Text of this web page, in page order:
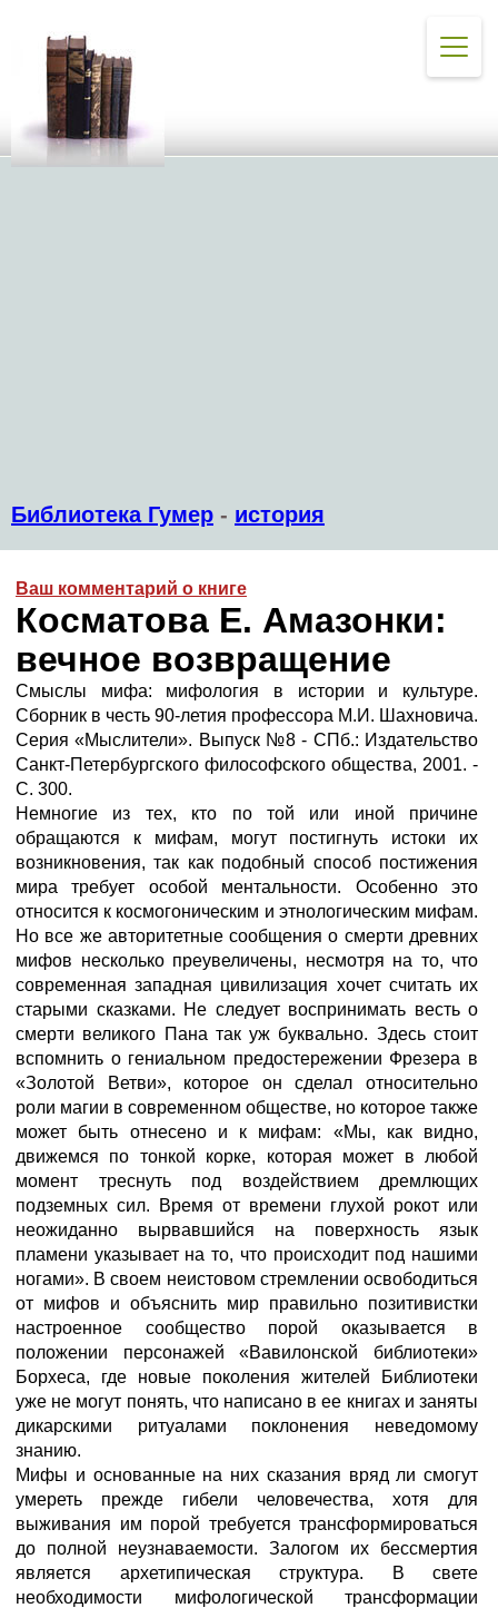
Библиотека Гумер - история
Ваш комментарий о книге
Косматова Е. Амазонки:
вечное возвращение
Смыслы мифа: мифология в истории и культуре.
Сборник в честь 90-летия профессора М.И. Шахновича.
Серия «Мыслители». Выпуск №8 - СПб.: Издательство
Санкт-Петербургского философского общества, 2001. -
C. 300.
Немногие из тех, кто по той или иной причине
обращаются к мифам, могут постигнуть истоки их
возникновения, так как подобный способ постижения
мира требует особой ментальности. Особенно это
относится к космогоническим и этнологическим мифам.
Но все же авторитетные сообщения о смерти древних
мифов несколько преувеличены, несмотря на то, что
современная западная цивилизация хочет считать их
старыми сказками. Не следует воспринимать весть о
смерти великого Пана так уж буквально. Здесь стоит
вспомнить о гениальном предостережении Фрезера в
«Золотой Ветви», которое он сделал относительно
роли магии в современном обществе, но которое также
может быть отнесено и к мифам: «Мы, как видно,
движемся по тонкой корке, которая может в любой
момент треснуть под воздействием дремлющих
подземных сил. Время от времени глухой рокот или
неожиданно вырвавшийся на поверхность язык
пламени указывает на то, что происходит под нашими
ногами». В своем неистовом стремлении освободиться
от мифов и объяснить мир правильно позитивистки
настроенное сообщество порой оказывается в
положении персонажей «Вавилонской библиотеки»
Борхеса, где новые поколения жителей Библиотеки
уже не могут понять, что написано в ее книгах и заняты
дикарскими ритуалами поклонения неведомому
знанию.
Мифы и основанные на них сказания вряд ли смогут
умереть прежде гибели человечества, хотя для
выживания им порой требуется трансформироваться
до полной неузнаваемости. Залогом их бессмертия
является архетипическая структура. В свете
необходимости мифологической трансформации